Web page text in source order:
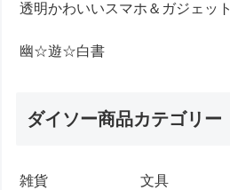
透明かわいいスマホ＆ガジェット
幽☆遊☆白書
ダイソー商品カテゴリー
雑貨 文具